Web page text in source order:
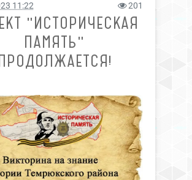
11:22 201
"ИСТОРИЧЕСКАЯ
ПАМЯТЬ"